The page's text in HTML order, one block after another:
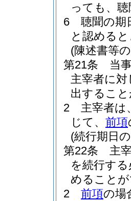
っても、
6
聴聞の期
と認める
(陳述書等
第21条
当
主宰者に
出するこ
2
主宰者は
じて、 前項
(続行期日
第22条
主
を続行す
めること
2
前項の場